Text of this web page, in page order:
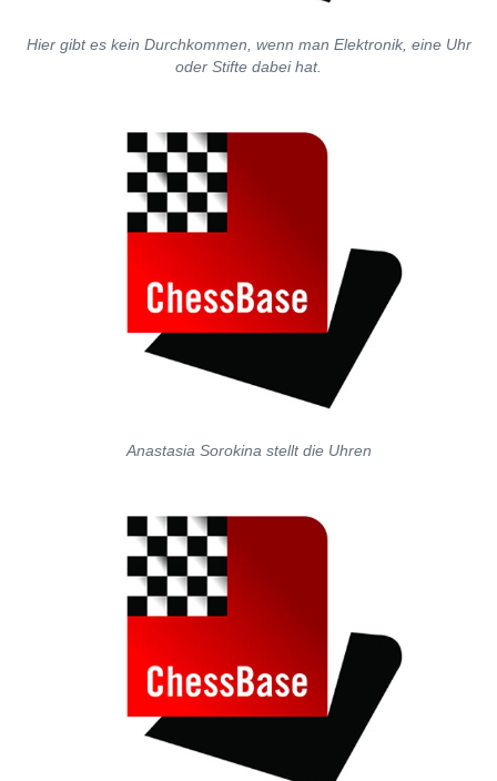
Hier gibt es kein Durchkommen, wenn man Elektronik, eine Uhr
oder Stifte dabei hat.
Anastasia Sorokina stellt die Uhren